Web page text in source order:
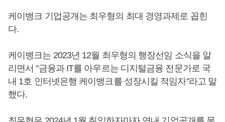
케이뱅크 기업공개는 최우형의 최대 경영과제로 꼽힌
다.
케이뱅크는 2023년 12월 최우형의 행장선임 소식을 알
리면서 "금융과 IT를 아우르는 디지털금융 전문가로 국
내 1호 인터넷은행 케이뱅크를 성장시킬 적임자"라고 말
했다.